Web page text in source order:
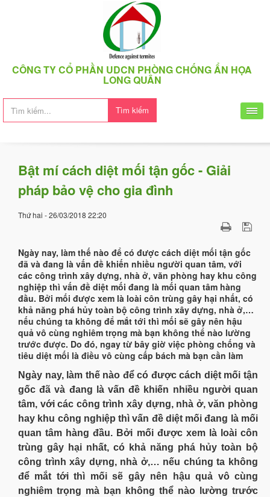
CÔNG TY CỔ PHẦN UDCN PHÒNG CHỐNG ẨN HỌA
LONG QUÂN
Tìm kiếm
Bật mí cách diệt mối tận gốc - Giải
pháp bảo vệ cho gia đình
Thứ hai - 26/03/2018 22:20
Ngày nay, làm thế nào để có được cách diệt mối tận gốc
đã và đang là vấn đề khiến nhiều người quan tâm, với
các công trình xây dựng, nhà ở, văn phòng hay khu công
nghiệp thì vấn đề diệt mối đang là mối quan tâm hàng
đầu. Bởi mối được xem là loài côn trùng gây hại nhất, có
khả năng phá hủy toàn bộ công trình xây dựng, nhà ở,…
nếu chúng ta không để mắt tới thì mối sẽ gây nên hậu
quả vô cùng nghiêm trọng mà bạn không thể nào lường
trước được. Do đó, ngay từ bây giờ việc phòng chống và
tiêu diệt mối là điều vô cùng cấp bách mà bạn cần làm
Ngày nay, làm thế nào để có được cách diệt mối tận
gốc đã và đang là vấn đề khiến nhiều người quan
tâm, với các công trình xây dựng, nhà ở, văn phòng
hay khu công nghiệp thì vấn đề diệt mối đang là mối
quan tâm hàng đầu. Bởi mối được xem là loài côn
trùng gây hại nhất, có khả năng phá hủy toàn bộ
công trình xây dựng, nhà ở,… nếu chúng ta không
để mắt tới thì mối sẽ gây nên hậu quả vô cùng
nghiêm trọng mà bạn không thể nào lường trước